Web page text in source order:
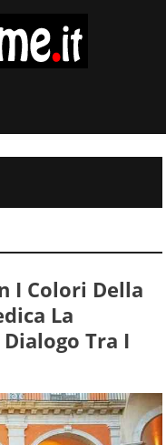
I Colori Della
La
Tra I